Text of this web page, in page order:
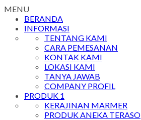
MENU
BERANDA
INFORMASI
TENTANG KAMI
CARA PEMESANAN
KONTAK KAMI
LOKASI KAMI
TANYA JAWAB
COMPANY PROFIL
PRODUK 1
KERAJINAN MARMER
PRODUK ANEKA TERASO